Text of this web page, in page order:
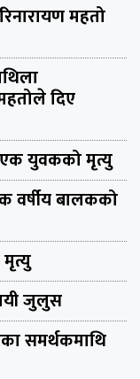
महतो
दिए
एक युवकको मृत्यु
वर्षीय बालकको
जुलुस
समर्थकमाथि